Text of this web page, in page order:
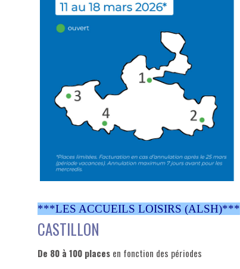
***LES ACCUEILS LOISIRS (ALSH)***
CASTILLON
De 80 à 100 places en fonction des périodes